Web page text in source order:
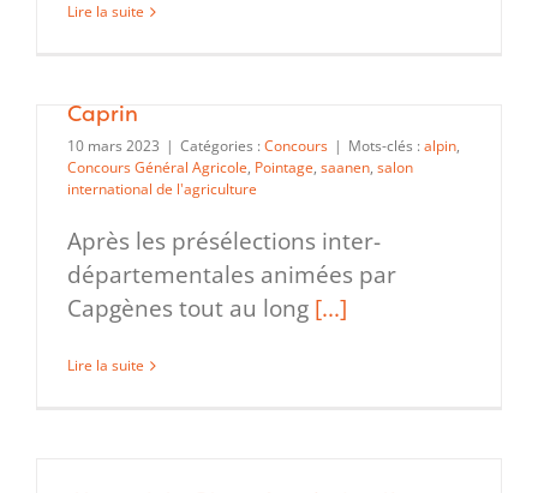
Lire la suite
Caprin
10 mars 2023 | Catégories : Concours | Mots-clés : alpin,
Concours Général Agricole, Pointage, saanen, salon
international de l'agriculture
Après les présélections inter-
départementales animées par
Capgènes tout au long [...]
Lire la suite